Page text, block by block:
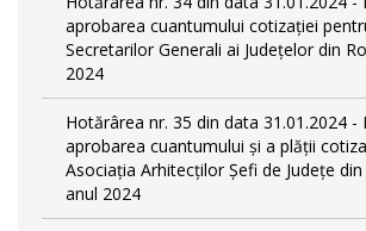
aprobarea cuantumului cotizației
Secretarilor Generali ai Județelor din
2024
Hotărârea nr. 35 din data 31.01.2024 -
aprobarea cuantumului și a plății
Asociația Arhitecților Șefi de Județe
anul 2024